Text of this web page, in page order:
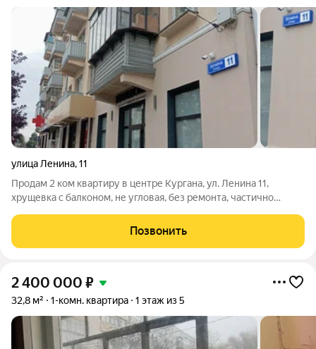
улица Ленина,11
Продам 2 ком квартиру в центре Кургана, ул. Ленина 11,
хрущевка с балконом, не угловая, без ремонта, частично
обременений. Свободна для проживания. ЧП. Разумный торг.
Арт. 114989017
Позвонить
2 400 000 ₽
32,8 м² 1-комн. квартира 1 этаж из 5